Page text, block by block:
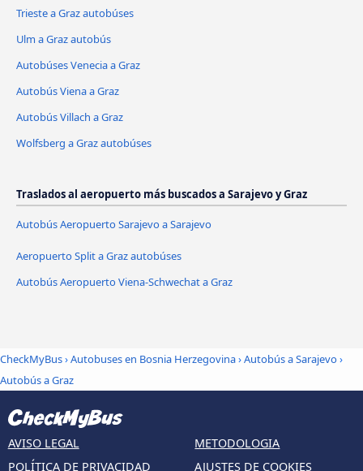
Trieste a Graz autobúses
Ulm a Graz autobús
Autobúses Venecia a Graz
Autobús Viena a Graz
Autobús Villach a Graz
Wolfsberg a Graz autobúses
Traslados al aeropuerto más buscados a Sarajevo y Graz
Autobús Aeropuerto Sarajevo a Sarajevo
Aeropuerto Split a Graz autobúses
Autobús Aeropuerto Viena-Schwechat a Graz
CheckMyBus›Autobuses en Bosnia Herzegovina›Autobús a Sarajevo›
Autobús a Graz
AVISO LEGAL
POLÍTICA DE PRIVACIDAD
METODOLOGIA
AJUSTES DE COOKIES